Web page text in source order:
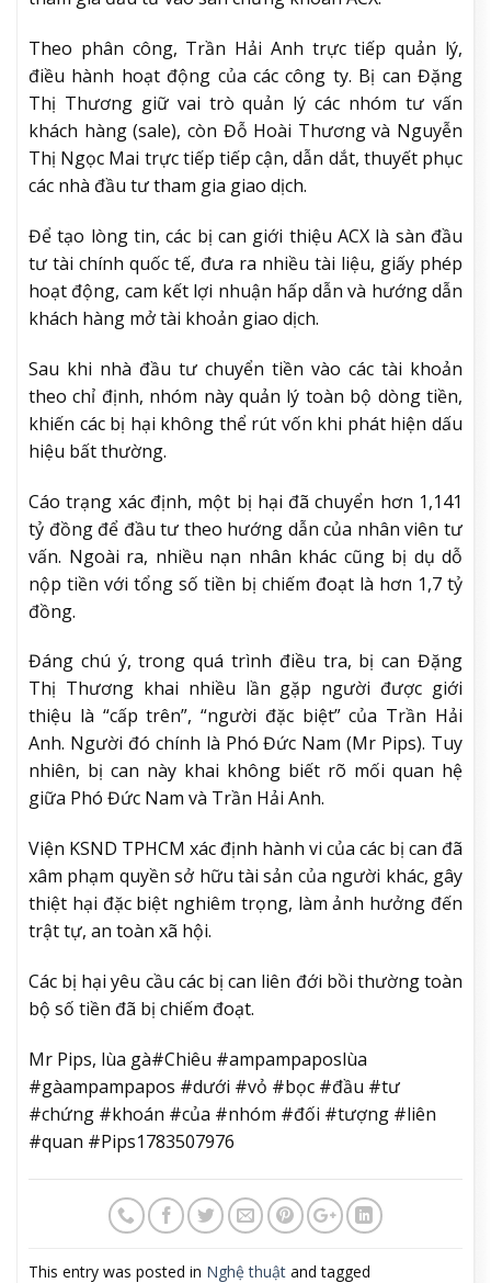
Theo phân công, Trần Hải Anh trực tiếp quản lý,
điều hành hoạt động của các công ty. Bị can Đặng
Thị Thương giữ vai trò quản lý các nhóm tư vấn
khách hàng (sale), còn Đỗ Hoài Thương và Nguyễn
Thị Ngọc Mai trực tiếp tiếp cận, dẫn dắt, thuyết phục
các nhà đầu tư tham gia giao dịch.
Để tạo lòng tin, các bị can giới thiệu ACX là sàn đầu
tư tài chính quốc tế, đưa ra nhiều tài liệu, giấy phép
hoạt động, cam kết lợi nhuận hấp dẫn và hướng dẫn
khách hàng mở tài khoản giao dịch.
Sau khi nhà đầu tư chuyển tiền vào các tài khoản
theo chỉ định, nhóm này quản lý toàn bộ dòng tiền,
khiến các bị hại không thể rút vốn khi phát hiện dấu
hiệu bất thường.
Cáo trạng xác định, một bị hại đã chuyển hơn 1,141
tỷ đồng để đầu tư theo hướng dẫn của nhân viên tư
vấn. Ngoài ra, nhiều nạn nhân khác cũng bị dụ dỗ
nộp tiền với tổng số tiền bị chiếm đoạt là hơn 1,7 tỷ
đồng.
Đáng chú ý, trong quá trình điều tra, bị can Đặng
Thị Thương khai nhiều lần gặp người được giới
thiệu là “cấp trên”, “người đặc biệt” của Trần Hải
Anh. Người đó chính là Phó Đức Nam (Mr Pips). Tuy
nhiên, bị can này khai không biết rõ mối quan hệ
giữa Phó Đức Nam và Trần Hải Anh.
Viện KSND TPHCM xác định hành vi của các bị can đã
xâm phạm quyền sở hữu tài sản của người khác, gây
thiệt hại đặc biệt nghiêm trọng, làm ảnh hưởng đến
trật tự, an toàn xã hội.
Các bị hại yêu cầu các bị can liên đới bồi thường toàn
bộ số tiền đã bị chiếm đoạt.
Mr Pips, lùa gà#Chiêu #ampampaposlùa
#gàampampapos #dưới #vỏ #bọc #đầu #tư
#chứng #khoán #của #nhóm #đối #tượng #liên
#quan #Pips1783507976
This entry was posted in Nghệ thuật and tagged